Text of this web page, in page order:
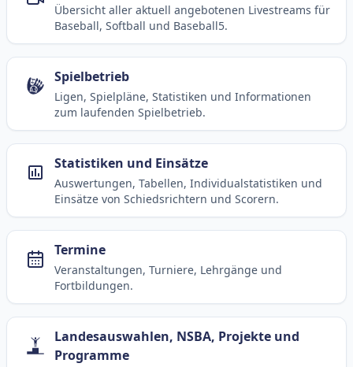
Übersicht aller aktuell angebotenen Livestreams für
Baseball, Softball und Baseball5.
Spielbetrieb
Ligen, Spielpläne, Statistiken und Informationen
zum laufenden Spielbetrieb.
Statistiken und Einsätze
Auswertungen, Tabellen, Individualstatistiken und
Einsätze von Schiedsrichtern und Scorern.
Termine
Veranstaltungen, Turniere, Lehrgänge und
Fortbildungen.
Landesauswahlen, NSBA, Projekte und
Programme